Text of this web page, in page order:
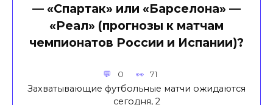
— «Спартак» или «Барселона» —
«Реал» (прогнозы к матчам
чемпионатов России и Испании)?
0 71
Захватывающие футбольные матчи ожидаются
сегодня, 2